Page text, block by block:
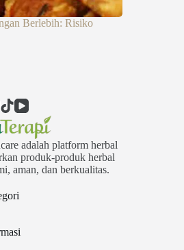
Berlebih: Risiko
adalah platform herbal
produk-produk herbal
aman, dan berkualitas.